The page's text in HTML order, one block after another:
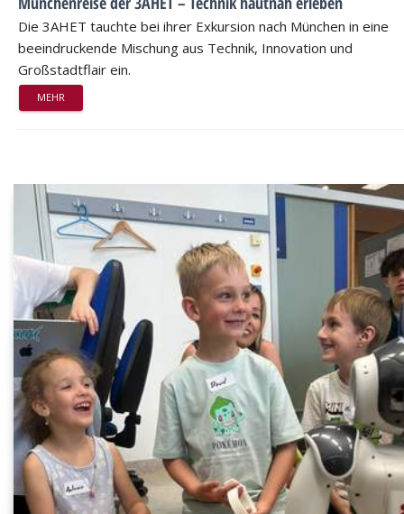
Die 3AHET tauchte bei ihrer Exkursion nach München in eine
beeindruckende Mischung aus Technik, Innovation und
Großstadtflair ein.
MEHR